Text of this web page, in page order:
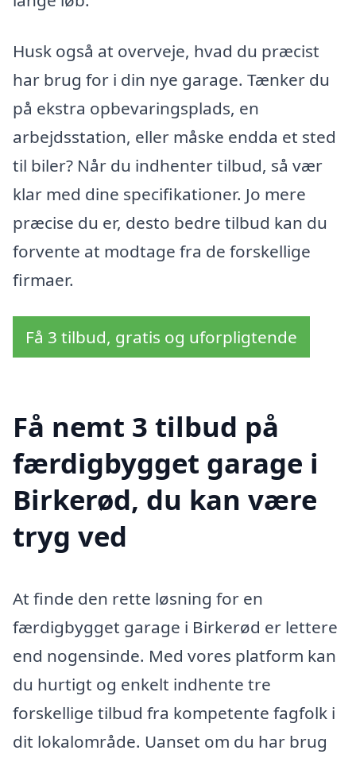
Husk også at overveje, hvad du præcist
har brug for i din nye garage. Tænker du
på ekstra opbevaringsplads, en
arbejdsstation, eller måske endda et sted
til biler? Når du indhenter tilbud, så vær
klar med dine specifikationer. Jo mere
præcise du er, desto bedre tilbud kan du
forvente at modtage fra de forskellige
firmaer.
Få 3 tilbud, gratis og uforpligtende
Få nemt 3 tilbud på
færdigbygget garage i
Birkerød, du kan være
tryg ved
At finde den rette løsning for en
færdigbygget garage i Birkerød er lettere
end nogensinde. Med vores platform kan
du hurtigt og enkelt indhente tre
forskellige tilbud fra kompetente fagfolk i
dit lokalområde. Uanset om du har brug